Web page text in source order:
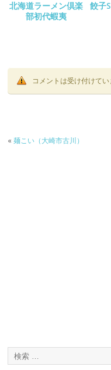
北海道ラーメン倶楽
部初代蝦夷
餃子
コメントは受け付けてい
«麺こい（大崎市古川）